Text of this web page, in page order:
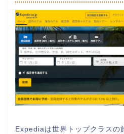
Expediaは世界トップクラスの